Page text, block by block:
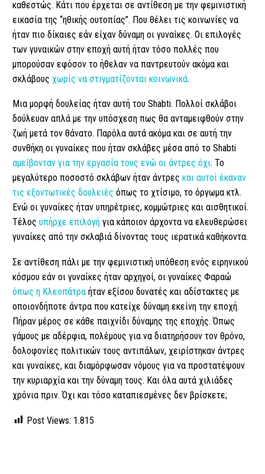
καθεστώς. Κάτι που έρχεται σε αντίθεση με την φεμινιστική
εικασία της “ηθικής ουτοπίας”. Που θέλει τις κοινωνίες να
ήταν πιο δίκαιες εάν είχαν δύναμη οι γυναίκες. Οι επιλογές
των γυναικών στην εποχή αυτή ήταν τόσο πολλές που
μπορούσαν εφόσον το ήθελαν να παντρευτούν ακόμα και
σκλάβους χωρίς να στιγματίζονται κοινωνικά.
Μια μορφή δουλείας ήταν αυτή του Shabti. Πολλοί σκλάβοι
δούλευαν απλά με την υπόσχεση πως θα ανταμειφθούν στην
ζωή μετά τον θάνατο. Παρόλα αυτά ακόμα και σε αυτή την
συνθήκη οι γυναίκες που ήταν σκλάβες μέσα από το Shabti
αμείβονταν για την εργασία τους ενώ οι άντρες όχι. Το
μεγαλύτερο ποσοστό σκλάβων ήταν άντρες και αυτοί έκαναν
τις εξοντωτικές δουλειές όπως το χτίσιμο, το όργωμα κτλ.
Ενώ οι γυναίκες ήταν υπηρέτριες, κομμώτριες και αισθητικοί.
Τέλος υπήρχε επιλογή για κάποιον άρχοντα να ελευθερώσει
γυναίκες από την σκλαβιά δίνοντας τους ιερατικά καθήκοντα.
Σε αντίθεση πάλι με την φεμινιστική υπόθεση ενός ειρηνικού
κόσμου εάν οι γυναίκες ήταν αρχηγοί, οι γυναίκες Φαραώ
όπως η Κλεοπάτρα ήταν εξίσου δυνατές και αδίστακτες με
οποιονδήποτε άντρα που κατείχε δύναμη εκείνη την εποχή.
Πήραν μέρος σε κάθε παιχνίδι δύναμης της εποχής. Όπως
γάμους με αδέρφια, πολέμους για να διατηρήσουν τον θρόνο,
δολοφονίες πολιτικών τους αντιπάλων, χειρίστηκαν άντρες
και γυναίκες, και διαμόρφωσαν νόμους για να προστατέψουν
την κυριαρχία και την δύναμη τους. Και όλα αυτά χιλιάδες
χρόνια πριν. Όχι και τόσο καταπιεσμένες δεν βρίσκετε;
Post Views: 1.815